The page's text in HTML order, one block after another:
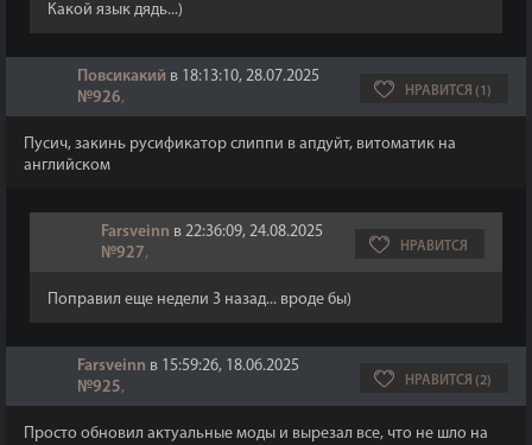
Какой язык дядь...)
Повсикакий в 18:13:10, 28.07.2025
№926, НРАВИТСЯ (1)
Пусич, закинь русификатор слиппи в апдуйт, витоматик на
английском
Farsveinn в 22:36:09, 24.08.2025
№927, НРАВИТСЯ
Поправил еще недели 3 назад... вроде бы)
Farsveinn в 15:59:26, 18.06.2025
№925, НРАВИТСЯ (2)
Просто обновил актуальные моды и вырезал все, что не шло на